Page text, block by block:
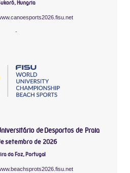
Hungria
-
de Desportos de Praia
setembro de 2026
da Foz, Portugal